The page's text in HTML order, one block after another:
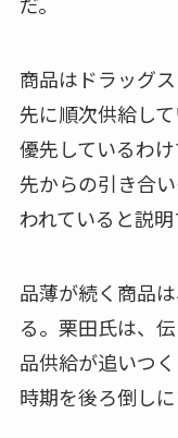
商品はドラッグ
先に順次供給し
優先しているわ
先からの引き合
われていると説明
品薄が続く商品
る。栗田氏は、
品供給が追いつ
時期を後ろ倒し